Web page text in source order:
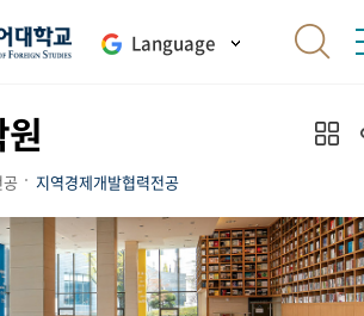
Language
지역경제개발협력전공